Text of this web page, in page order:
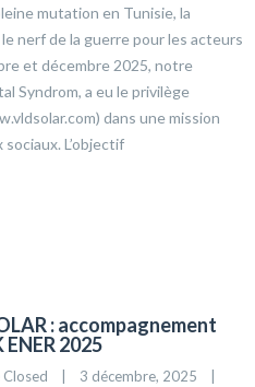
mutation en Tunisie, la
nerf de la guerre pour les acteurs
et décembre 2025, notre
Syndrom, a eu le privilège
dans une mission
L’objectif
: accompagnement
2025
3 décembre, 2025